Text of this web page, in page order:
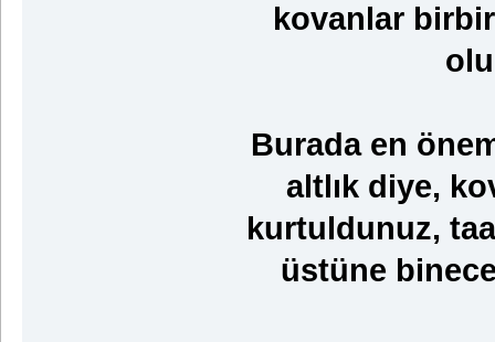
kovanlar
Burada en
altlık diye,
kurtuldunuz,
üstüne